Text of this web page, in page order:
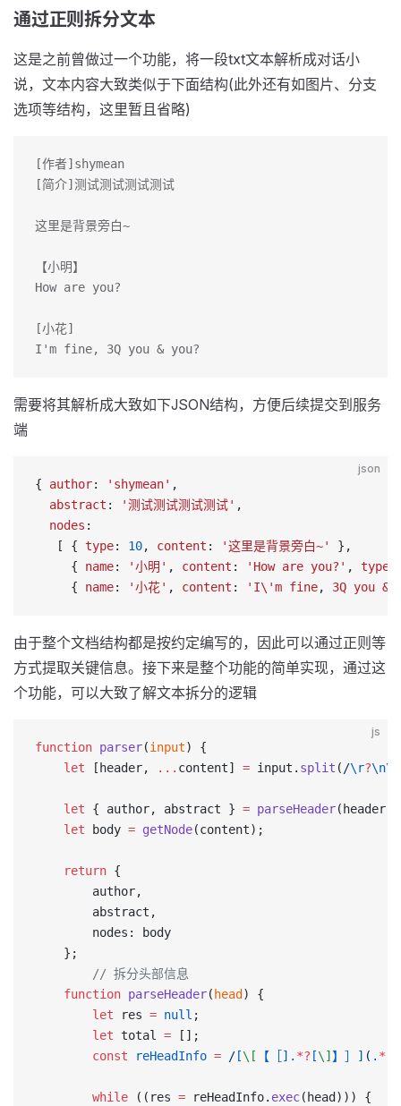
通过正则拆分文本
这是之前曾做过一个功能，将一段txt文本解析成对话小
说，文本内容大致类似于下面结构(此外还有如图片、分支
选项等结构，这里暂且省略)
[作者]shymean
[简介]测试测试测试测试
这里是背景旁白~
【小明】
How are you?
[小花]
I'm fine, 3Q you & you?
需要将其解析成大致如下JSON结构，方便后续提交到服务
端
json
{ author: 'shymean' ,
  abstract
: '测试测试测试测试' ,
  nodes
:
   [ {
type: 10, content : '这里是背景旁白~'
},
     {
name: '小明' , content : 'How are you?' , type
     {
name: '小花' , content : 'I\'m fine, 3Q you &
由于整个文档结构都是按约定编写的，因此可以通过正则等
方式提取关键信息。接下来是整个功能的简单实现，通过这
个功能，可以大致了解文本拆分的逻辑
js
function parser(input) {
    let
[header, ... content] = input. split ( /\r?\n\s
    let
{ author, abstract } = parseHeader(header);
    let
body = getNode(content);
    return
{
        author,
        abstract,
        nodes: body
    };
		// 拆分头部信息
    function
parseHeader( head ) {
        let
res = null ;
        let
total = [];
        const
reHeadInfo = / [\[ 【［]. *? [\] 】］] ( . *
      	while
((res = reHeadInfo. exec(head))) {